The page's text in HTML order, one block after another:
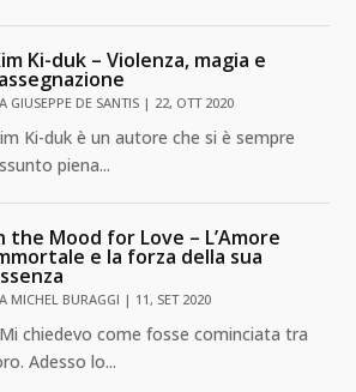
Ki-duk – Violenza, magia e
GIUSEPPE DE SANTIS | 22, OTT 2020
Ki-duk è un autore che si è sempre
piena...
the Mood for Love – L’Amore
e la forza della sua
MICHEL BURAGGI | 11, SET 2020
chiedevo come fosse cominciata tra
Adesso lo...